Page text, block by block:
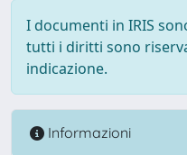
I documenti in IRIS
tutti i diritti sono
indicazione.
Informazioni